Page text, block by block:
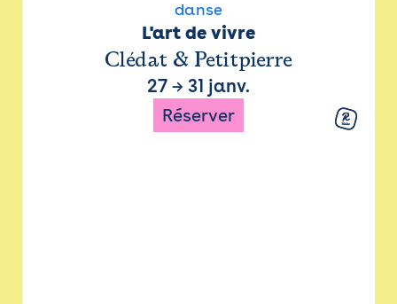
danse
L'art de vivre
Clédat & Petitpierre
27 → 31 janv.
Réserver